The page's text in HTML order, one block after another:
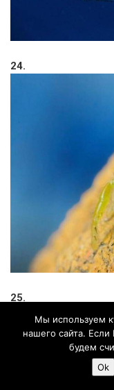
24.
25.
Мы используем
нашего сайта.
будем
Ok